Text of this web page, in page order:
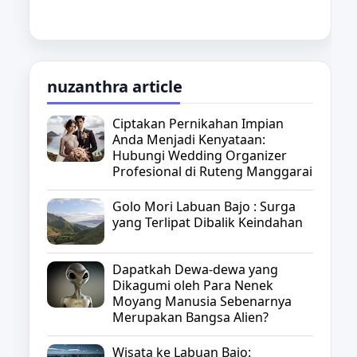
nuzanthra article
Ciptakan Pernikahan Impian
Anda Menjadi Kenyataan:
Hubungi Wedding Organizer
Profesional di Ruteng Manggarai
Golo Mori Labuan Bajo : Surga
yang Terlipat Dibalik Keindahan
Dapatkah Dewa-dewa yang
Dikagumi oleh Para Nenek
Moyang Manusia Sebenarnya
Merupakan Bangsa Alien?
Wisata ke Labuan Bajo: